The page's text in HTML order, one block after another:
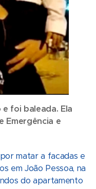
foi baleada. Ela
Emergência e
matar a facadas e
em João Pessoa, na
do apartamento